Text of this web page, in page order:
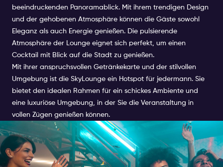
beeindruckenden Panoramablick. Mit ihrem trendigen Design
und der gehobenen Atmosphäre können die Gäste sowohl
Eleganz als auch Energie genießen. Die pulsierende
Atmosphäre der Lounge eignet sich perfekt, um einen
Cocktail mit Blick auf die Stadt zu genießen.
Mit ihrer anspruchsvollen Getränkekarte und der stilvollen
Umgebung ist die SkyLounge ein Hotspot für jedermann. Sie
bietet den idealen Rahmen für ein schickes Ambiente und
eine luxuriöse Umgebung, in der Sie die Veranstaltung in
vollen Zügen genießen können.